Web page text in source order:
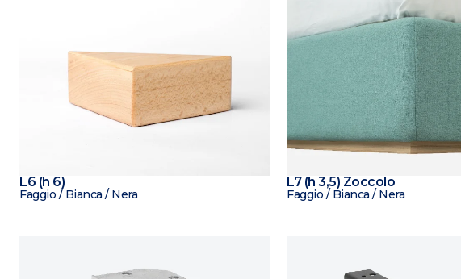
L6 (h 6)
Faggio / Bianca / Nera
L7 (h 3,5) Zoccolo
Faggio / Bianca / Nera